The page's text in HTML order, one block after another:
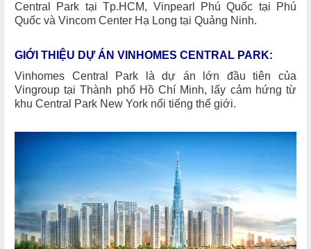
Central Park tại Tp.HCM, Vinpearl Phú Quốc tại Phú
Quốc và Vincom Center Hạ Long tại Quảng Ninh.
GIỚI THIỆU DỰ ÁN VINHOMES CENTRAL PARK:
Vinhomes Central Park là dự án lớn đầu tiên của
Vingroup tại Thành phố Hồ Chí Minh, lấy cảm hứng từ
khu Central Park New York nổi tiếng thế giới.